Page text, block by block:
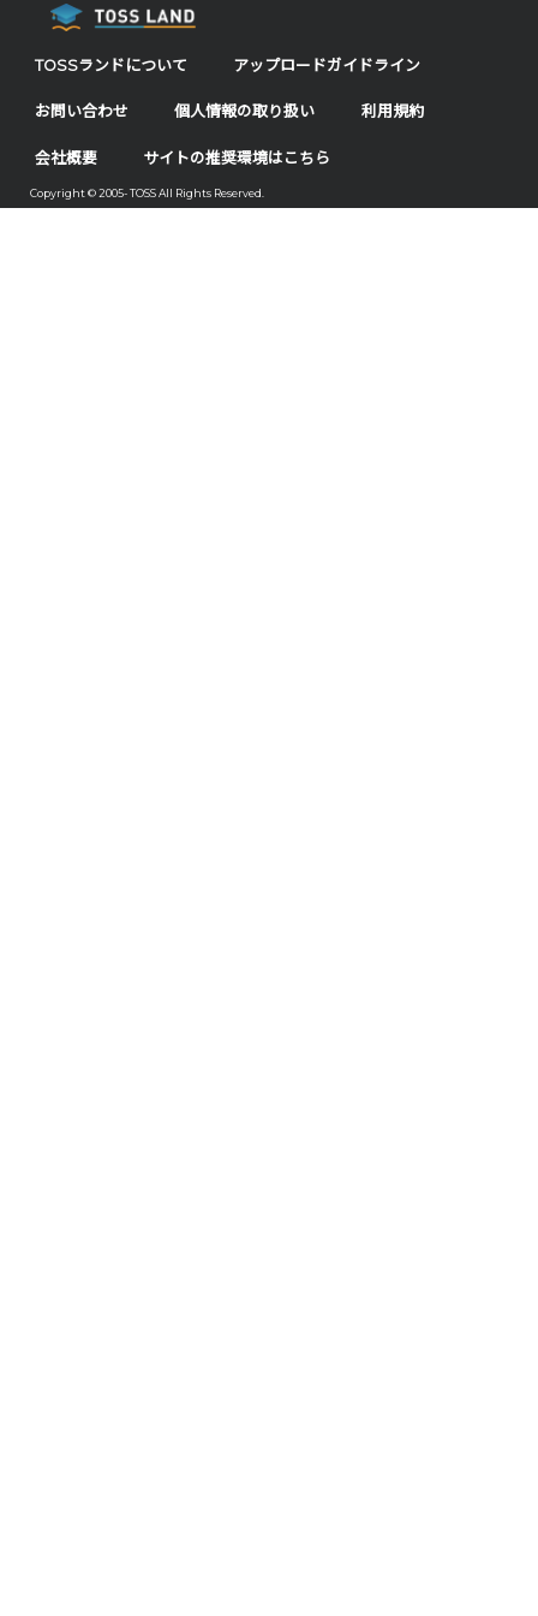
TOSSランドについて アップロードガイドライン
お問い合わせ 個人情報の取り扱い 利用規約
会社概要 サイトの推奨環境はこちら
Copyright © 2005- TOSS All Rights Reserved.